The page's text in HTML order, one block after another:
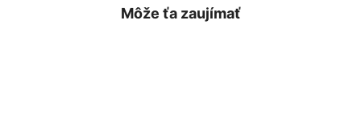
Môže ťa zaujímať